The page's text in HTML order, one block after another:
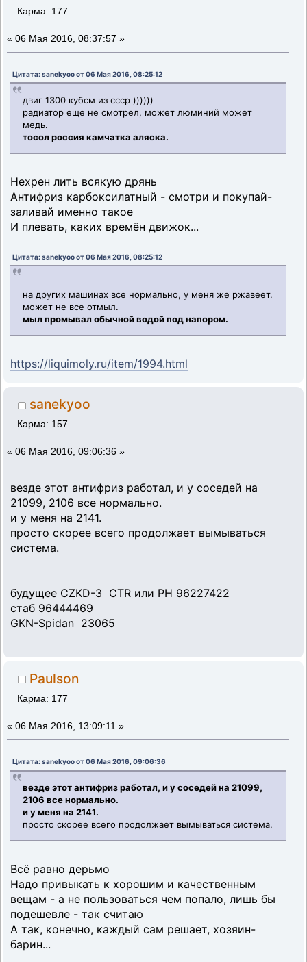
Карма: 177
« 06 Мая 2016, 08:37:57 »
Цитата: sanekyoo от 06 Мая 2016, 08:25:12
двиг 1300 кубсм из ссср ))))))
радиатор еще не смотрел, может люминий может
медь.
тосол россия камчатка аляска.
Нехрен лить всякую дрянь
Антифриз карбоксилатный - смотри и покупай-
заливай именно такое
И плевать, каких времён движок...
Цитата: sanekyoo от 06 Мая 2016, 08:25:12
на других машинах все нормально, у меня же ржавеет.
может не все отмыл.
мыл промывал обычной водой под напором.
https://liquimoly.ru/item/1994.html
sanekyoo
Карма: 157
« 06 Мая 2016, 09:06:36 »
везде этот антифриз работал, и у соседей на
21099, 2106 все нормально.
и у меня на 2141.
просто скорее всего продолжает вымываться
система.
будущее CZKD-3 CTR или РН 96227422
стаб 96444469
GKN-Spidan 23065
Paulson
Карма: 177
« 06 Мая 2016, 13:09:11 »
Цитата: sanekyoo от 06 Мая 2016, 09:06:36
везде этот антифриз работал, и у соседей на 21099,
2106 все нормально.
и у меня на 2141.
просто скорее всего продолжает вымываться система.
Всё равно дерьмо
Надо привыкать к хорошим и качественным
вещам - а не пользоваться чем попало, лишь бы
подешевле - так считаю
А так, конечно, каждый сам решает, хозяин-
барин...